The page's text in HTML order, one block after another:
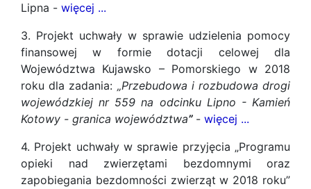
Lipna - więcej ...
3. Projekt uchwały w sprawie udzielenia pomocy
finansowej w formie dotacji celowej dla
Województwa Kujawsko – Pomorskiego w 2018
roku dla zadania: „Przebudowa i rozbudowa drogi
wojewódzkiej nr 559 na odcinku Lipno - Kamień
Kotowy - granica województwa” - więcej ...
4. Projekt uchwały w sprawie przyjęcia „Programu
opieki nad zwierzętami bezdomnymi oraz
zapobiegania bezdomności zwierząt w 2018 roku”